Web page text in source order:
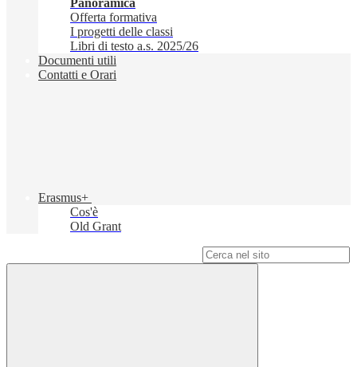
Panoramica
Offerta formativa
I progetti delle classi
Libri di testo a.s. 2025/26
Documenti utili
Contatti e Orari
Erasmus+
Cos'è
Old Grant